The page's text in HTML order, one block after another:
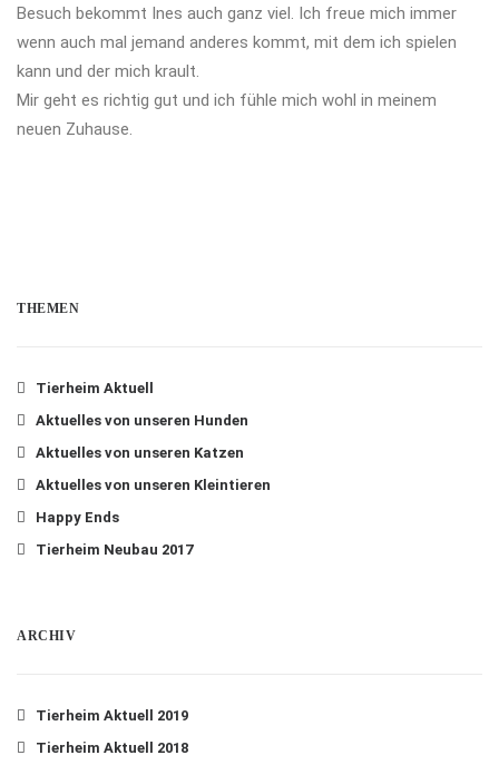
Besuch bekommt Ines auch ganz viel. Ich freue mich immer
wenn auch mal jemand anderes kommt, mit dem ich spielen
kann und der mich krault.
Mir geht es richtig gut und ich fühle mich wohl in meinem
neuen Zuhause.
THEMEN
Tierheim Aktuell
Aktuelles von unseren Hunden
Aktuelles von unseren Katzen
Aktuelles von unseren Kleintieren
Happy Ends
Tierheim Neubau 2017
ARCHIV
Tierheim Aktuell 2019
Tierheim Aktuell 2018